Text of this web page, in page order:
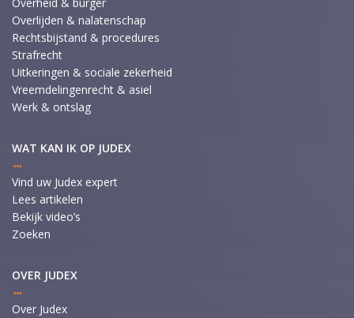
Overheid & burger
Overlijden & nalatenschap
Rechtsbijstand & procedures
Strafrecht
Uitkeringen & sociale zekerheid
Vreemdelingenrecht & asiel
Werk & ontslag
WAT KAN IK OP JUDEX
Vind uw Judex expert
Lees artikelen
Bekijk video’s
Zoeken
OVER JUDEX
Over Judex